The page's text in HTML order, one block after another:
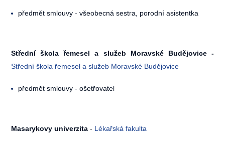
předmět smlouvy - všeobecná sestra, porodní asistentka
Střední škola řemesel a služeb Moravské Budějovice -
Střední škola řemesel a služeb Moravské Budějovice
předmět smlouvy - ošetřovatel
Masarykovy univerzita - Lékařská fakulta